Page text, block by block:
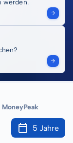
werden.
MoneyPeak
5 Jahre